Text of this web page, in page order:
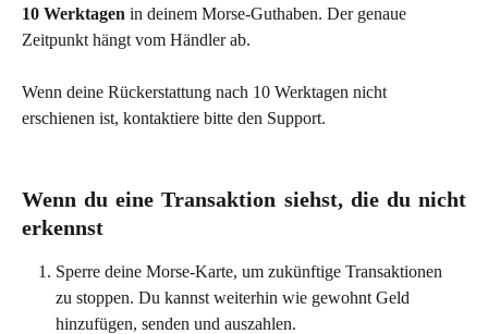
10 Werktagen in deinem Morse-Guthaben. Der genaue
Zeitpunkt hängt vom Händler ab.
Wenn deine Rückerstattung nach 10 Werktagen nicht
erschienen ist, kontaktiere bitte den Support.
Wenn du eine Transaktion siehst, die du nicht
erkennst
Sperre deine Morse-Karte, um zukünftige Transaktionen
zu stoppen. Du kannst weiterhin wie gewohnt Geld
hinzufügen, senden und auszahlen.